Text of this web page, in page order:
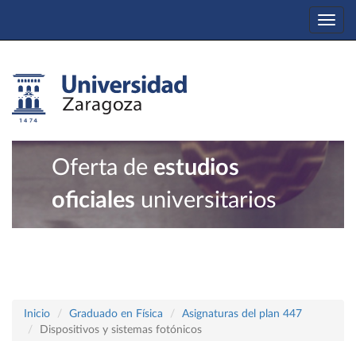
Oferta de estudios
oficiales universitarios
Inicio Graduado en Física
Asignaturas del plan 447
Dispositivos y sistemas fotónicos